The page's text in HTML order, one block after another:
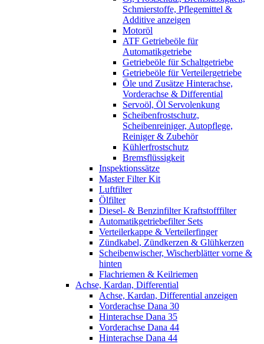
Schmierstoffe, Pflegemittel &
Additive anzeigen
Motoröl
ATF Getriebeöle für
Automatikgetriebe
Getriebeöle für Schaltgetriebe
Getriebeöle für Verteilergetriebe
Öle und Zusätze Hinterachse,
Vorderachse & Differential
Servoöl, Öl Servolenkung
Scheibenfrostschutz,
Scheibenreiniger, Autopflege,
Reiniger & Zubehör
Kühlerfrostschutz
Bremsflüssigkeit
Inspektionssätze
Master Filter Kit
Luftfilter
Ölfilter
Diesel- & Benzinfilter Kraftstofffilter
Automatikgetriebefilter Sets
Verteilerkappe & Verteilerfinger
Zündkabel, Zündkerzen & Glühkerzen
Scheibenwischer, Wischerblätter vorne &
hinten
Flachriemen & Keilriemen
Achse, Kardan, Differential
Achse, Kardan, Differential anzeigen
Vorderachse Dana 30
Hinterachse Dana 35
Vorderachse Dana 44
Hinterachse Dana 44